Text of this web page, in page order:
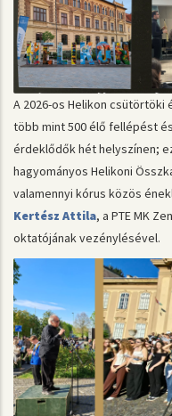
A 2026-os Helikon
több mint 500 élő fellépést
érdeklődők hét helyszínen;
hagyományos Helikoni
valamennyi kórus közös
Kertész Attila, a PTE MK
oktatójának vezénylésével.